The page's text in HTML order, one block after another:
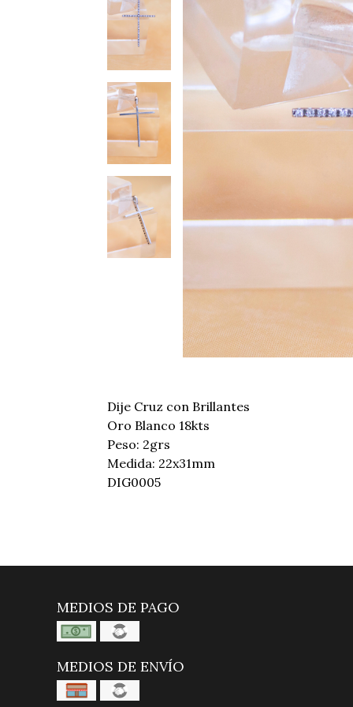
Dije Cruz con Brillantes
Oro Blanco 18kts
Peso: 2grs
Medida: 22x31mm
DIG0005
MEDIOS DE PAGO
MEDIOS DE ENVÍO